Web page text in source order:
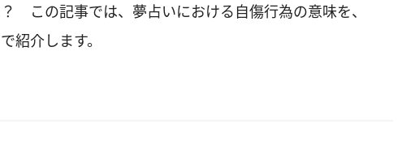
この記事では、夢占いにおける自傷行為の意味を、
紹介します。